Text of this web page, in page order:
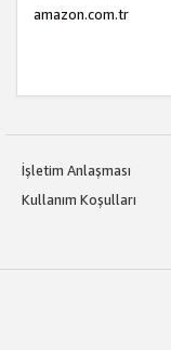
amazon.com.tr
İşletim Anlaşması
Kullanım Koşulları